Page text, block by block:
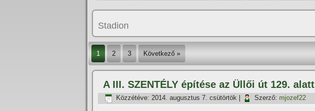
Stadion
1 2 3 Következő »
A III. SZENTÉLY épí­tése az Üllői út 129. alatt
Közzétéve: 2014. augusztus 7. csütörtök Szerző: mjozef22